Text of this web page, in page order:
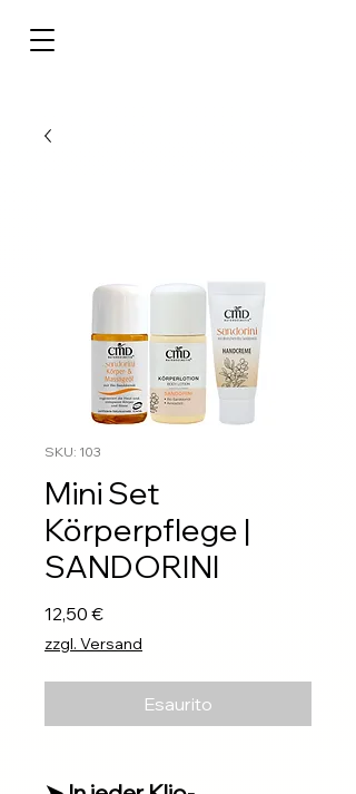
SKU: 103
Mini Set
Körperpflege |
SANDORINI
12,50 €Prezzo
zzgl. Versand
Esaurito